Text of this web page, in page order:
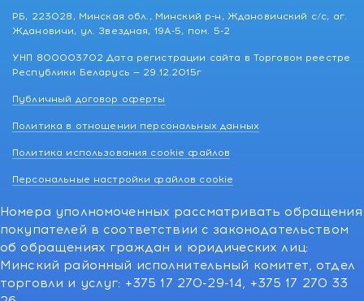
РБ, 223028, Минская обл., Минский р-н, Ждановичский с/с, аг.
Ждановичи, ул. Звездная, 19А-5, пом. 5-2
УНП 800003702 Дата регистрации сайта в Торговом реестре
Республики Беларусь — 29.12.2015г
Публичный договор оферты
Политика в отношении персональных данных
Политика использования cookie файлов
Персональные настройки файлов cookie
Номера уполномоченных рассматривать обращения
покупателей в соответствии с законодательством
об обращениях граждан и юридических лиц:
Минский районный исполнительный комитет, отдел
торговли и услуг: +375 17 270-29-14, +375 17 270 33